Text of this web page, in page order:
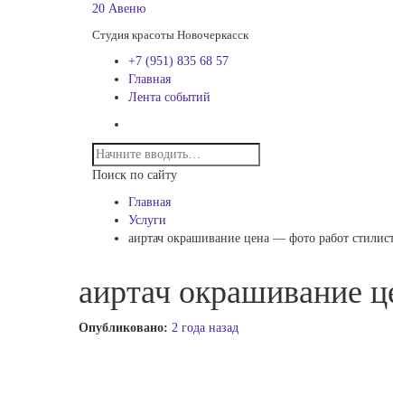
20 Авеню
Студия красоты Новочеркасск
+7 (951) 835 68 57
Главная
Лента событий
Поиск по сайту
Главная
Услуги
аиртач окрашивание цена — фото работ
аиртач окрашивание
Опубликовано: 2 года назад